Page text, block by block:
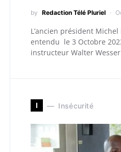
by Redaction Télé Pluriel
L’ancien président
entendu le 3 Octobre
instructeur Walter
I Insécurité